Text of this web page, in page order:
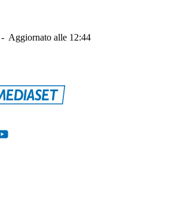
- Aggiornato alle 12:44